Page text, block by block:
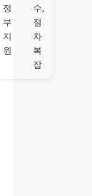
정
부
지
원
수,
절
차
복
잡